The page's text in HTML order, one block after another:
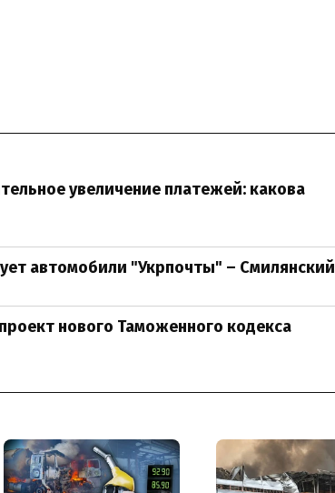
увеличение платежей: какова
автомобили "Укрпочты" – Смилянский
нового Таможенного кодекса